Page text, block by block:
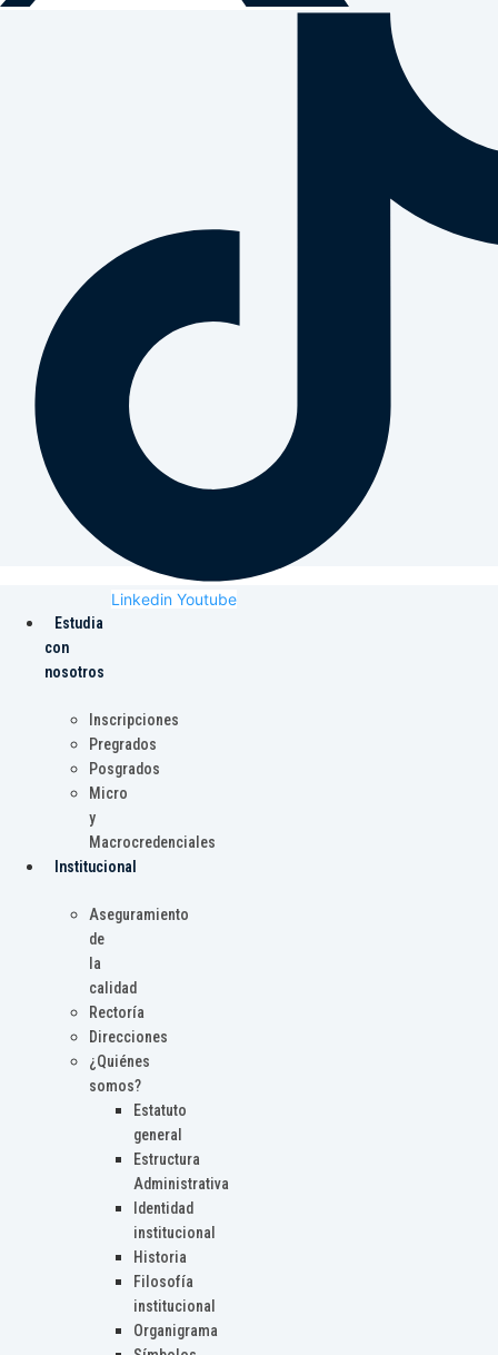
Linkedin Youtube
Estudia
con
nosotros
Inscripciones
Pregrados
Posgrados
Micro
y
Macrocredenciales
Institucional
Aseguramiento
de
la
calidad
Rectoría
Direcciones
¿Quiénes
somos?
Estatuto
general
Estructura
Administrativa
Identidad
institucional
Historia
Filosofía
institucional
Organigrama